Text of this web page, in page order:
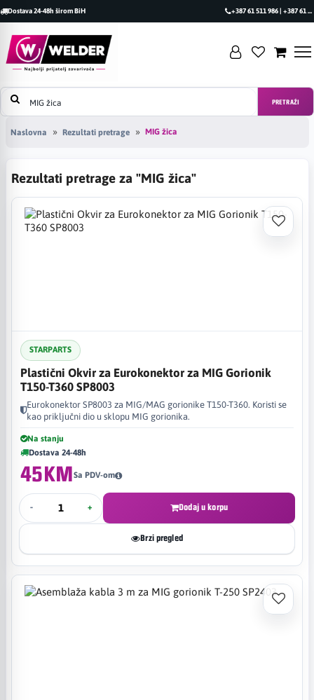
Dostava 24-48h širom BiH +387 61 511 986 | +387 61 493 470
PRETRAŽI
Naslovna Rezultati pretrage MIG žica
Rezultati pretrage za "MIG žica"
STARPARTS
Plastični Okvir za Eurokonektor za MIG Gorionik
T150-T360 SP8003
Eurokonektor SP8003 za MIG/MAG gorionike T150-T360. Koristi se
kao priključni dio u sklopu MIG gorionika.
Na stanju
Dostava 24-48h
45KMSa PDV-om
- + Dodaj u korpu
Brzi pregled